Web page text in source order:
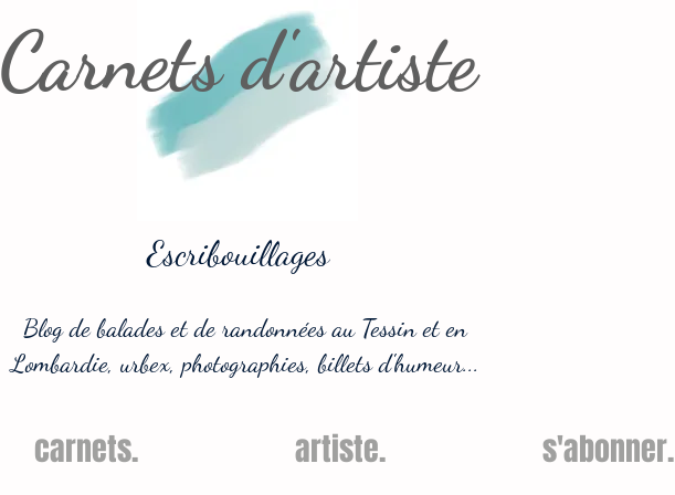
Carnets d'artiste
Escribouillages
Blog de balades et de randonnées au Tessin et en
Lombardie, urbex, photographies, billets d'humeur...
carnets. artiste. s'abonner.